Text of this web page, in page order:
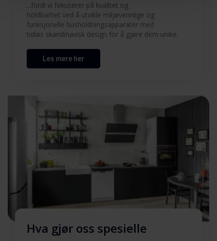
...fordi vi fokuserer på kvalitet og
holdbarhet ved å utvikle miljøvennlige og
funksjonelle husholdningsapparater med
tidløs skandinavisk design for å gjøre dem unike.
Les mere her
Hva gjør oss spesielle